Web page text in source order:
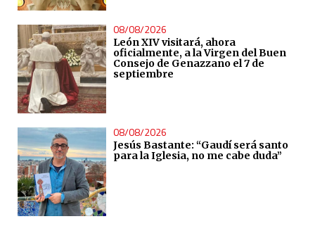
08/08/2026
León XIV visitará, ahora
oficialmente, a la Virgen del Buen
Consejo de Genazzano el 7 de
septiembre
08/08/2026
Jesús Bastante: “Gaudí será santo
para la Iglesia, no me cabe duda”